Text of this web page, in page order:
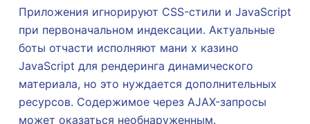
Приложения игнорируют CSS-стили и JavaScript
при первоначальном индексации. Актуальные
боты отчасти исполняют мани х казино
JavaScript для рендеринга динамического
материала, но это нуждается дополнительных
ресурсов. Содержимое через AJAX-запросы
может оказаться необнаруженным.